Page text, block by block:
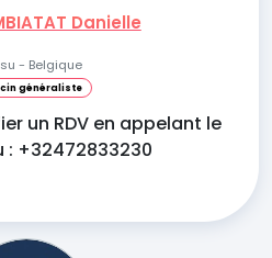
Danielle
- Belgique
généraliste
un RDV en appelant le
: +32472833230